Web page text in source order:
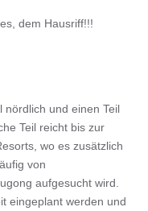
dem Hausriff!!!
nördlich und einen Teil
Teil reicht bis zur
wo es zusätzlich
von
aufgesucht wird.
eingeplant werden und